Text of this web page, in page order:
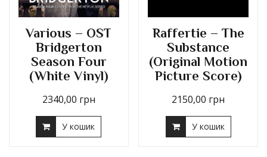
Various – OST
Bridgerton
Season Four
(White Vinyl)
2340,00 грн
У кошик
Raffertie – The
Substance
(Original Motion
Picture Score)
2150,00 грн
У кошик